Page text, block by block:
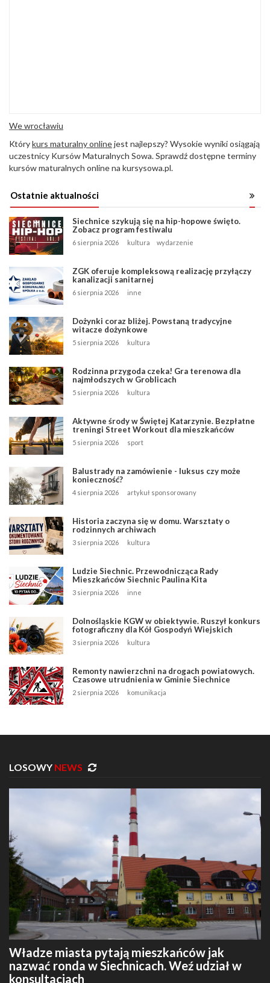
We wrocławiu
Którykurs maturalny onlinejest najlepszy? Wysokie wyniki osiągają
uczestnicy Kursów Maturalnych Sowa. Sprawdź dostępne terminy
kursów maturalnych online na kursysowa.pl.
Ostatnie aktualności
Siechnice szykują się na hip-hopowe święto.
Zobacz program festiwalu
6 sierpnia 2026 kultura wydarzenie
ZGK oferuje kompleksową realizację przyłączy
kanalizacji sanitarnej
6 sierpnia 2026 inne
Dożynki coraz bliżej. Powstaną tradycyjne
witacze dożynkowe
5 sierpnia 2026 kultura
Rodzinna przygoda czeka! Gra terenowa dla
najmłodszych w Groblicach
5 sierpnia 2026 kultura
Aktywne środy w Świętej Katarzynie. Bezpłatne
treningi Street Workout dla mieszkańców
5 sierpnia 2026 sport
Balustrady na zamówienie - luksus czy może
konieczność?
4 sierpnia 2026 artykuł sponsorowany
Historia zaczyna się w domu. Warsztaty o
rodzinnych archiwach
3 sierpnia 2026 kultura
Ludzie Siechnic. Przewodnicząca Rady
Mieszkańców Siechnic Paulina Kita
3 sierpnia 2026 inne
Dolnośląskie KGW w obiektywie. Ruszył konkurs
fotograficzny dla Kół Gospodyń Wiejskich
3 sierpnia 2026 kultura
Remonty nawierzchni na drogach powiatowych.
Czasowe utrudnienia w Gminie Siechnice
2 sierpnia 2026 komunikacja
LOSOWY NEWS
Władze miasta pytają mieszkańców jak
nazwać ronda w Siechnicach. Weź udział w
konsultacjach